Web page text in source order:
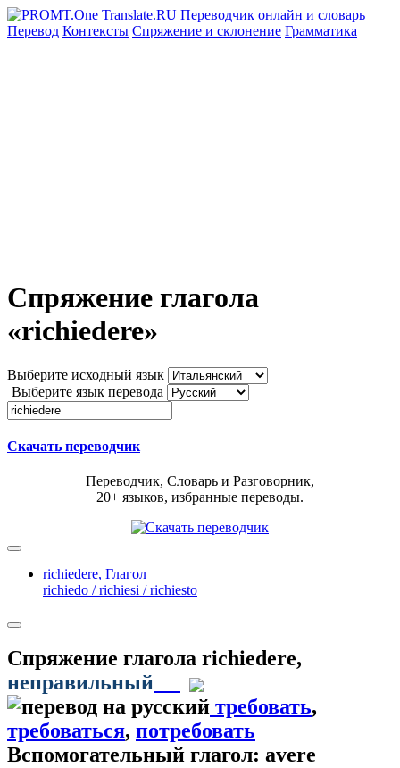
Перевод Контексты Спряжение и склонение Грамматика
Спряжение глагола
«richiedere»
Выберите исходный язык
Выберите язык перевода
Скачать переводчик
Переводчик, Словарь и Разговорник,
20+ языков, избранные переводы.
richiedere, Глагол
richiedo / richiesi / richiesto
Спряжение глагола richiedere,
неправильный
требовать,
требоваться, потребовать
Вспомогательный глагол: avere